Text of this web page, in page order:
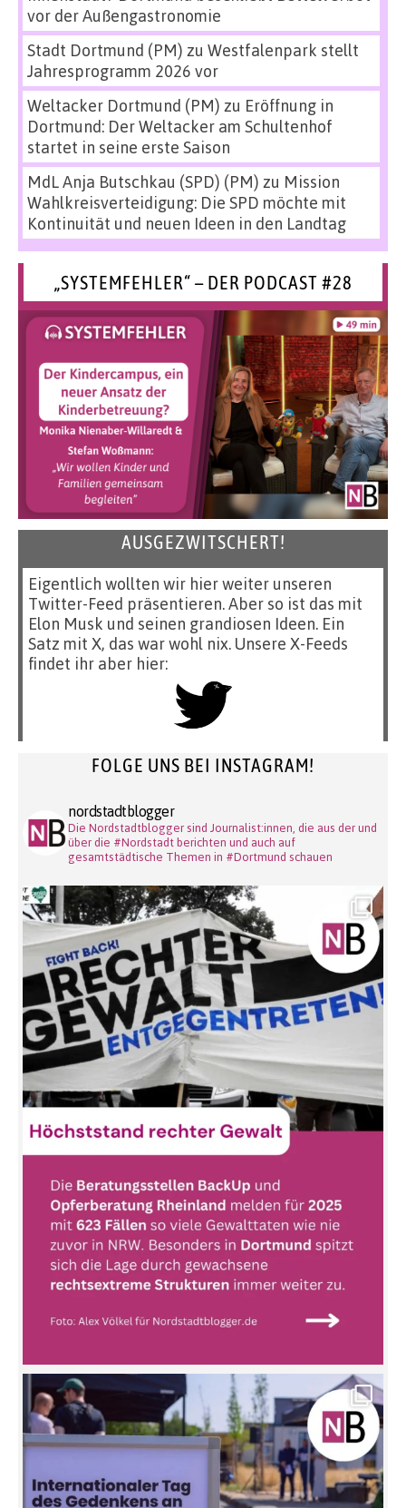
vor der Außengastronomie
Stadt Dortmund (PM) zu Westfalenpark stellt
Jahresprogramm 2026 vor
Weltacker Dortmund (PM) zu Eröffnung in
Dortmund: Der Weltacker am Schultenhof
startet in seine erste Saison
MdL Anja Butschkau (SPD) (PM) zu Mission
Wahlkreisverteidigung: Die SPD möchte mit
Kontinuität und neuen Ideen in den Landtag
„SYSTEMFEHLER“ – DER PODCAST #28
AUSGEZWITSCHERT!
Eigentlich wollten wir hier weiter unseren
Twitter-Feed präsentieren. Aber so ist das mit
Elon Musk und seinen grandiosen Ideen. Ein
Satz mit X, das war wohl nix. Unsere X-Feeds
findet ihr aber hier:
FOLGE UNS BEI INSTAGRAM!
nordstadtblogger
Die Nordstadtblogger sind Journalist:innen, die aus der und
über die #Nordstadt berichten und auch auf
gesamtstädtische Themen in #Dortmund schauen